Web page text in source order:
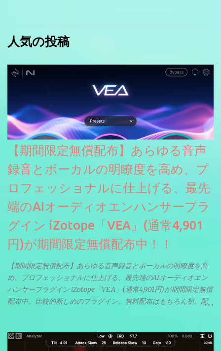
人気の投稿
【期間限定無償配布】あらゆる音声
録音とボーカルの明瞭度を高め、プ
ロフェッショナルに仕上げる、最先
端のAIオーディオエンハンサープラ
グイン iZotope「VEA」(通常4,901
円)が期間限定無償配布中！！
【期間限定無償配布】あらゆる音声録音とボーカルの明瞭度を高
め、プロフェッショナルに仕上げる、最先端のAIオーディオエン
ハンサープラグイン iZotope「VEA」(通常4,901円)が期間限定無償
配布中。比較的新しめのプラグイン。無料配布はもちろん初。配